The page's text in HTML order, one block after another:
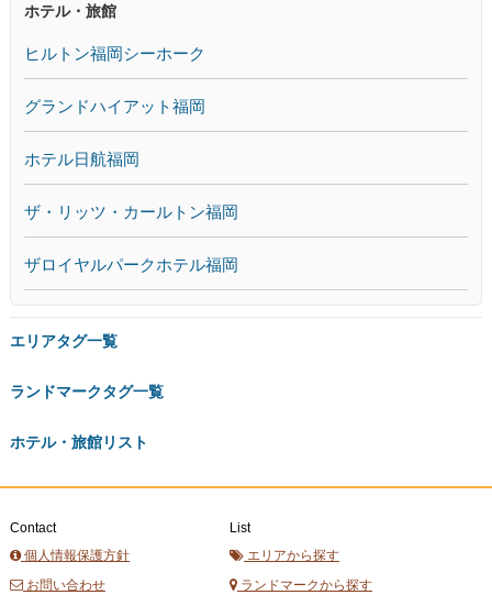
ホテル・旅館
ヒルトン福岡シーホーク
グランドハイアット福岡
ホテル日航福岡
ザ・リッツ・カールトン福岡
ザロイヤルパークホテル福岡
エリアタグ一覧
ランドマークタグ一覧
ホテル・旅館リスト
Contact
個人情報保護方針
お問い合わせ
List
エリアから探す
ランドマークから探す